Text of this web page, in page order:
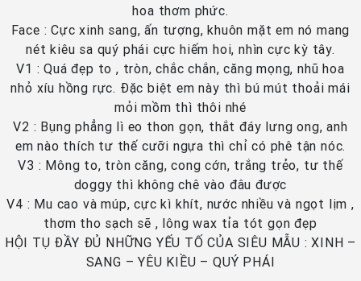
hoa thơm phức.
Face : Cực xinh sang, ấn tượng, khuôn mặt em nó mang
nét kiêu sa quý phái cực hiếm hoi, nhìn cực kỳ tây.
V1 : Quá đẹp to , tròn, chắc chắn, căng mọng, nhũ hoa
nhỏ xíu hồng rực. Đặc biệt em này thì bú mút thoải mái
mỏi mồm thì thôi nhé
V2 : Bụng phẳng lì eo thon gọn, thắt đáy lưng ong, anh
em nào thích tư thế cưỡi ngựa thì chỉ có phê tận nóc.
V3 : Mông to, tròn căng, cong cớn, trắng trẻo, tư thế
doggy thì không chê vào đâu được
V4 : Mu cao và múp, cực kì khít, nước nhiều và ngọt lịm ,
thơm tho sạch sẽ , lông wax tỉa tót gọn đẹp
HỘI TỤ ĐẦY ĐỦ NHỮNG YẾU TỐ CỦA SIÊU MẪU : XINH –
SANG – YÊU KIỀU – QUÝ PHÁI